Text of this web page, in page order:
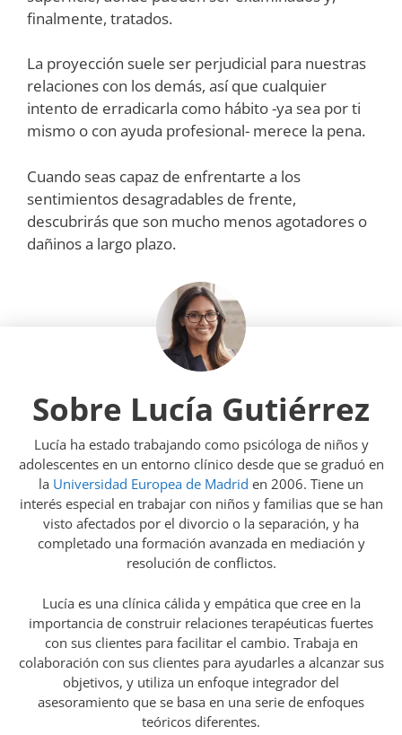
finalmente, tratados.
La proyección suele ser perjudicial para nuestras
relaciones con los demás, así que cualquier
intento de erradicarla como hábito -ya sea por ti
mismo o con ayuda profesional- merece la pena.
Cuando seas capaz de enfrentarte a los
sentimientos desagradables de frente,
descubrirás que son mucho menos agotadores o
dañinos a largo plazo.
Sobre Lucía Gutiérrez
Lucía ha estado trabajando como psicóloga de niños y
adolescentes en un entorno clínico desde que se graduó en
la Universidad Europea de Madrid en 2006. Tiene un
interés especial en trabajar con niños y familias que se han
visto afectados por el divorcio o la separación, y ha
completado una formación avanzada en mediación y
resolución de conflictos.
Lucía es una clínica cálida y empática que cree en la
importancia de construir relaciones terapéuticas fuertes
con sus clientes para facilitar el cambio. Trabaja en
colaboración con sus clientes para ayudarles a alcanzar sus
objetivos, y utiliza un enfoque integrador del
asesoramiento que se basa en una serie de enfoques
teóricos diferentes.